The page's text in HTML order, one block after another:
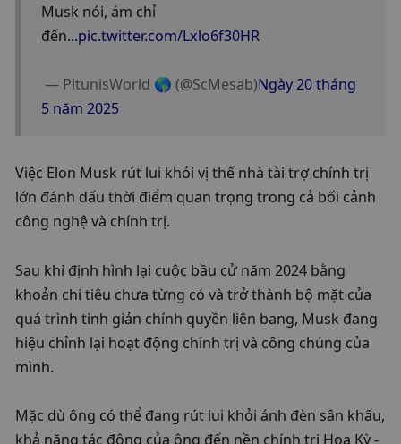
Musk nói, ám chỉ
đến...pic.twitter.com/Lxlo6f30HR
— PitunisWorld 🌎 (@ScMesab)Ngày 20 tháng
5 năm 2025
Việc Elon Musk rút lui khỏi vị thế nhà tài trợ chính trị
lớn đánh dấu thời điểm quan trọng trong cả bối cảnh
công nghệ và chính trị.
Sau khi định hình lại cuộc bầu cử năm 2024 bằng
khoản chi tiêu chưa từng có và trở thành bộ mặt của
quá trình tinh giản chính quyền liên bang, Musk đang
hiệu chỉnh lại hoạt động chính trị và công chúng của
mình.
Mặc dù ông có thể đang rút lui khỏi ánh đèn sân khấu,
khả năng tác động của ông đến nền chính trị Hoa Kỳ -